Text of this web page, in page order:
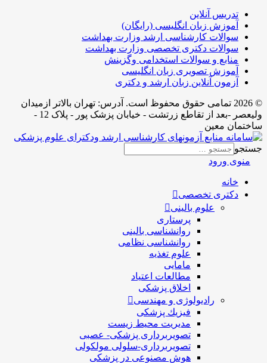
تدریس آنلاین
آموزش زبان انگلیسی (رایگان)
سوالات کارشناسی ارشد وزارت بهداشت
سوالات دکتری تخصصی وزارت بهداشت
منابع و سوالات استخدامی وگزینش
آموزش تصویری زبان انگلیسی
آزمون آنلاین زبان ارشد و دکتری
© 2026 تمامی حقوق محفوظ است. آدرس:‌ تهران بالاتر ازمیدان
ولیعصر -بعد از تقاطع زرتشت - خیابان پزشک پور - پلاک 12 -
ساختمان معین
جستجو
منوی ورود
خانه
دکتری تخصصی
علوم بالینی
پرستاری
روانشناسی بالینی
روانشناسی نظامی
علوم تغذیه
مامایی
مطالعات اعتیاد
اخلاق پزشکی
رادیولوژی و مهندسی
فيزيك پزشکی
مدیریت محیط زیست
تصویربرداری پزشکی- عصبی
تصویربرداری-سلولی مولکولی
هوش مصنوعی در پزشکی